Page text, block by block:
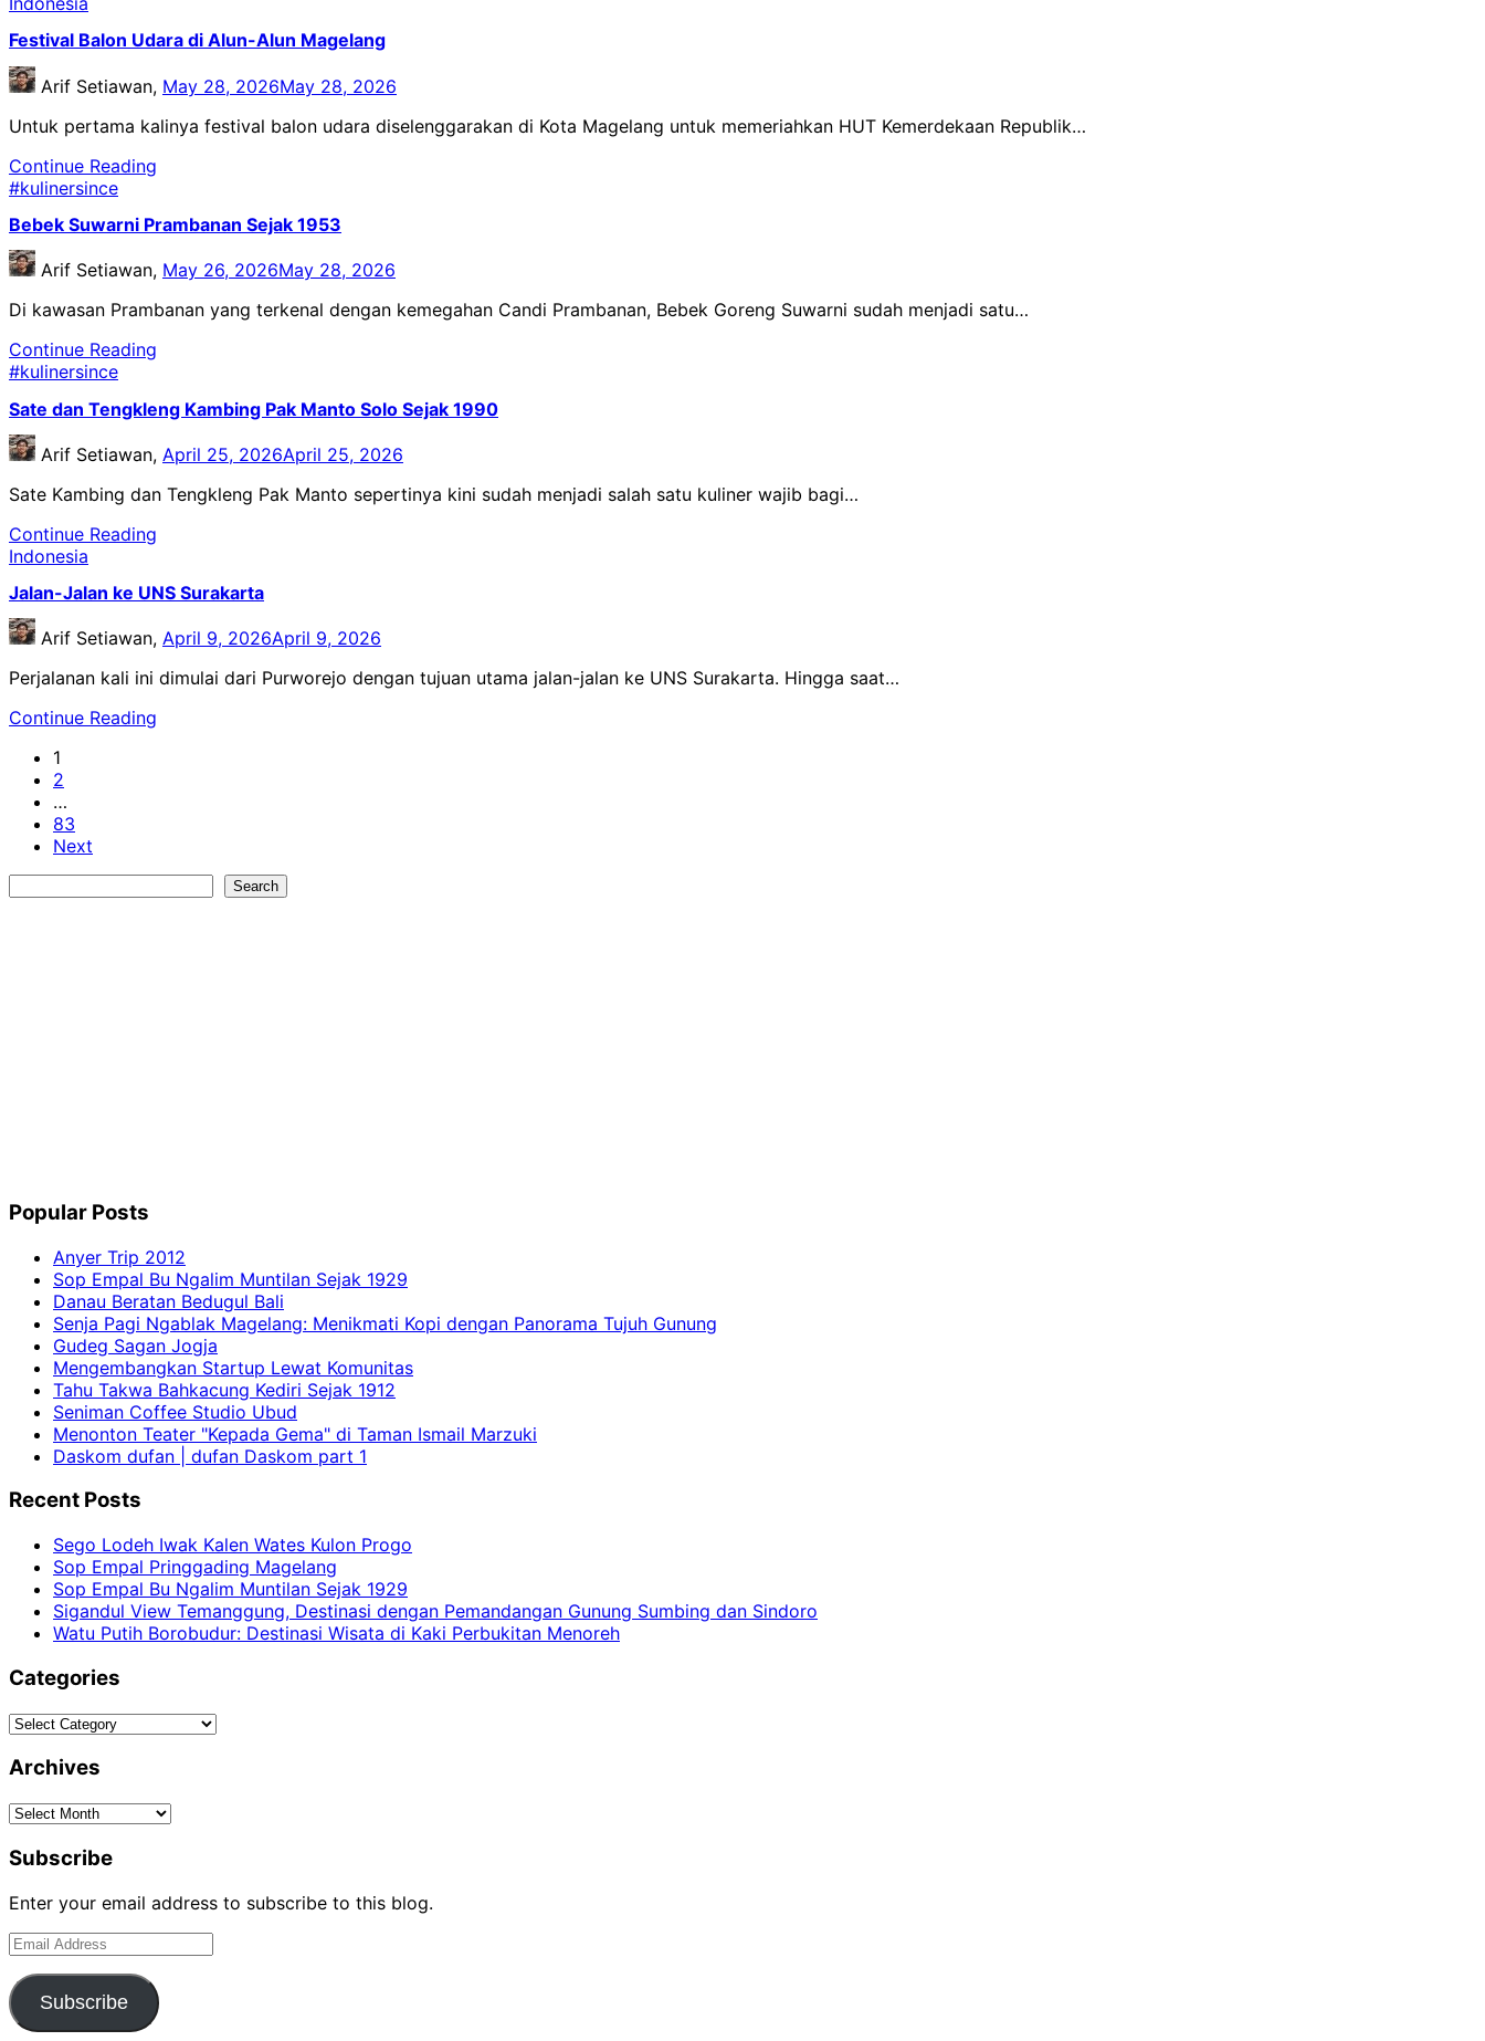
Festival Balon Udara di Alun-Alun Magelang
Arif Setiawan, May 28, 2026May 28, 2026
Untuk pertama kalinya festival balon udara diselenggarakan di Kota Magelang untuk memeriahkan HUT Kemerdekaan Republik…
Continue Reading
#kulinersince
Bebek Suwarni Prambanan Sejak 1953
Arif Setiawan, May 26, 2026May 28, 2026
Di kawasan Prambanan yang terkenal dengan kemegahan Candi Prambanan, Bebek Goreng Suwarni sudah menjadi satu…
Continue Reading
#kulinersince
Sate dan Tengkleng Kambing Pak Manto Solo Sejak 1990
Arif Setiawan, April 25, 2026April 25, 2026
Sate Kambing dan Tengkleng Pak Manto sepertinya kini sudah menjadi salah satu kuliner wajib bagi…
Continue Reading
Indonesia
Jalan-Jalan ke UNS Surakarta
Arif Setiawan, April 9, 2026April 9, 2026
Perjalanan kali ini dimulai dari Purworejo dengan tujuan utama jalan-jalan ke UNS Surakarta. Hingga saat…
Continue Reading
1
2
…
83
Next
Search
Popular Posts
Anyer Trip 2012
Sop Empal Bu Ngalim Muntilan Sejak 1929
Danau Beratan Bedugul Bali
Senja Pagi Ngablak Magelang: Menikmati Kopi dengan Panorama Tujuh Gunung
Gudeg Sagan Jogja
Mengembangkan Startup Lewat Komunitas
Tahu Takwa Bahkacung Kediri Sejak 1912
Seniman Coffee Studio Ubud
Menonton Teater "Kepada Gema" di Taman Ismail Marzuki
Daskom dufan | dufan Daskom part 1
Recent Posts
Sego Lodeh Iwak Kalen Wates Kulon Progo
Sop Empal Pringgading Magelang
Sop Empal Bu Ngalim Muntilan Sejak 1929
Sigandul View Temanggung, Destinasi dengan Pemandangan Gunung Sumbing dan Sindoro
Watu Putih Borobudur: Destinasi Wisata di Kaki Perbukitan Menoreh
Categories
Categories
Archives
Archives
Subscribe
Enter your email address to subscribe to this blog.
Email
Address
Subscribe